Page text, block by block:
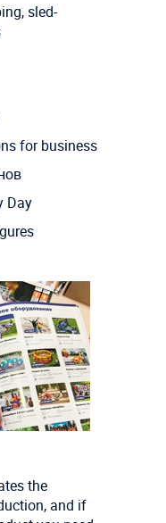
sled-
for business
Day
the
and if